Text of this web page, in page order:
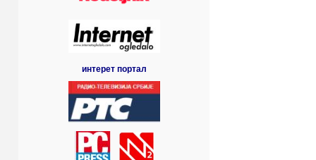
интерет портал